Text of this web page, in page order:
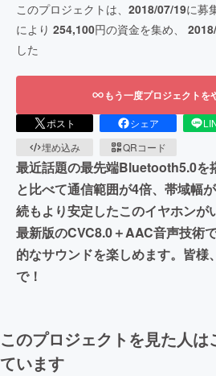
このプロジェクトは、 2018/07/19に募
により 254,100円の資金を集め、
した
もう一度プロジェクトを
ポスト シェア
埋め込み
QRコード
最近話題の最先端Bluetooth5.0
と比べて通信範囲が4倍、帯域幅
続もより安定したこのイヤホンが
最新版のCVC8.0＋AAC音声技術
的なサウンドを楽しめます。皆様
で！
このプロジェクトを見た人は
ています